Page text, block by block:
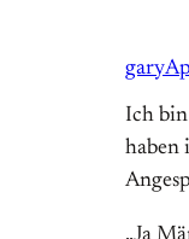
gary
Ich
haben